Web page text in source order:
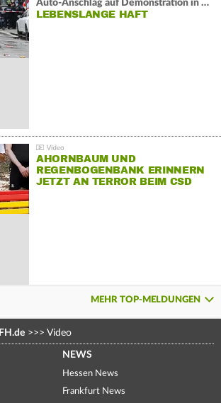
Auto-Anschlag auf Demonstration in München:
LEBENSLANGE HAFT
AHORNBAUM UND
REGENBOGENBANK ERINNERN
JETZT AN TERROR BEIM CSD
MEHR TOP-MELDUNGEN
>>> Video
NEWS
Hessen News
Frankfurt News